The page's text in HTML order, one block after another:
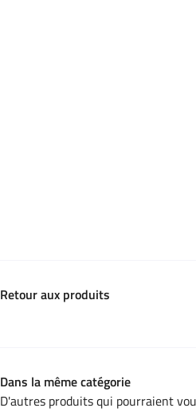
Retour aux produits
Dans la même catégorie
D'autres produits qui pourraient